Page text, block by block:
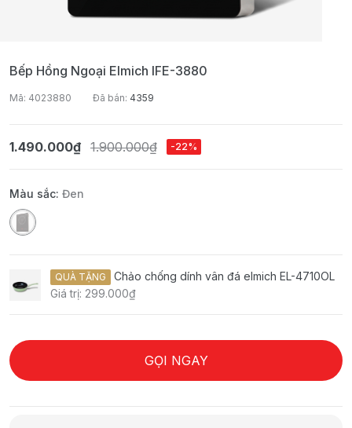
Bếp Hồng Ngoại Elmich IFE-3880
Mã: 4023880 Đã bán: 4359
1.490.000₫ 1.900.000₫ -22%
Màu sắc: Đen
QUÀ TẶNG
Chảo chống dính vân đá elmich EL-4710OL
Giá trị: 299.000₫
GỌI NGAY